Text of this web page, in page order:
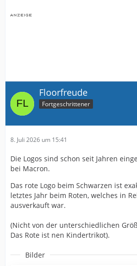
Floorfreude
Fortgeschrittener
8. Juli 2026 um 15:41
Die Logos sind schon seit Jahren
bei Macron.
Das rote Logo beim Schwarzen ist
letztes Jahr beim Roten, welches in
ausverkauft war.
(Nicht von der unterschiedlichen
Das Rote ist nen Kindertrikot).
Bilder